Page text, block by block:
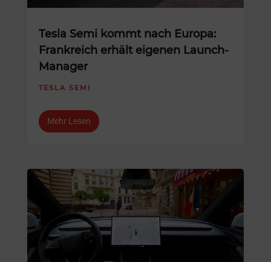
Tesla Semi kommt nach Europa:
Frankreich erhält eigenen Launch-
Manager
TESLA SEMI
Mehr Lesen